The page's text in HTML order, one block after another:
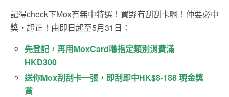
記得check下Mox有無中特選！買野有刮刮卡啊！仲要必中
獎，超正！由即日起至5月31日：
先登記，再用MoxCard喺指定類別消費滿
HKD300
送你Mox刮刮卡一張，即刮即中HK$8-188 現金獎
賞